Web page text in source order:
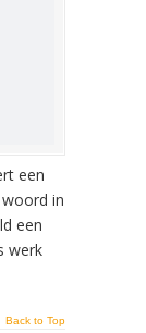
een
in
een
werk
Back to Top